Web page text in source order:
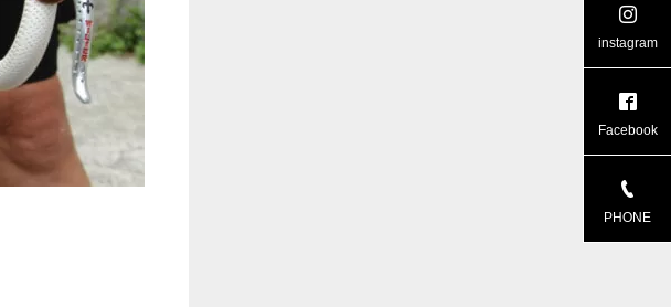
instagram
Facebook
PHONE